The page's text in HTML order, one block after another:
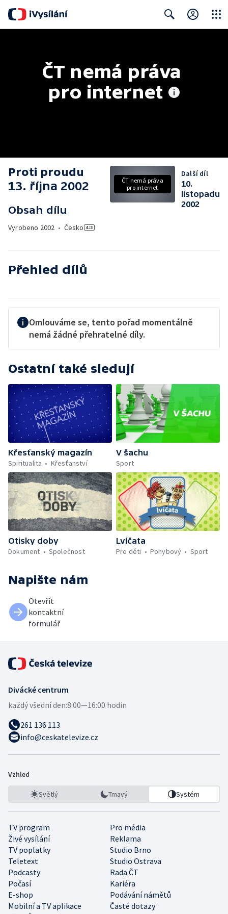
ČT nemá práva
pro internet
Proti proudu
13. října 2002
Obsah dílu
Vyrobeno 2002 • Česko
ČT nemá práva
pro internet
Další díl
10.
listopadu
2002
Přehled dílů
Omlouváme se, tento pořad momentálně
nemá žádné přehratelné díly.
Ostatní také sledují
Křesťanský magazín
Spiritualita
Křesťanství
V šachu
Sport
Otisky doby
Dokument
Společnost
Lvíčata
Pro děti
Pohybový Sport
Napište nám
Otevřít
kontaktní
formulář
Divácké centrum
každý všední den:8:00—16:00 hodin
261 136 113
info@ceskatelevize.cz
Vzhled
Světlý Tmavý Systém
TV program
Pro média
Živé vysílání
Reklama
TV poplatky
Studio Brno
Teletext
Studio Ostrava
Podcasty
Rada ČT
Počasí
Kariéra
E-shop
Podávání námětů
Mobilní a TV aplikace
Časté dotazy